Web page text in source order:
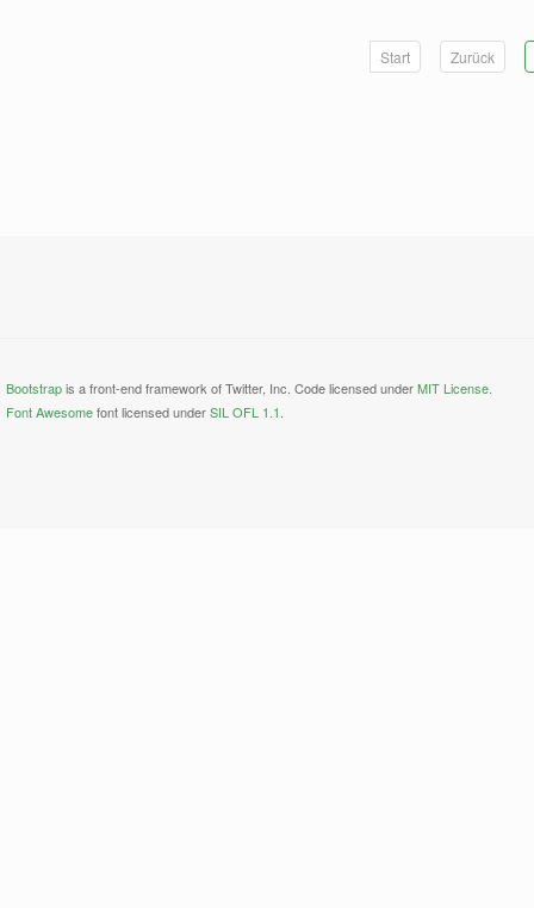
Start Zurück
Bootstrapis a front-end framework of Twitter, Inc. Code licensed underMIT License.
Font Awesomefont licensed underSIL OFL 1.1